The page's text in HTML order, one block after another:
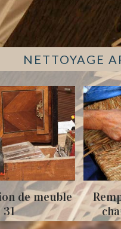
NETTOYAGE
Rempaillage
chaises et